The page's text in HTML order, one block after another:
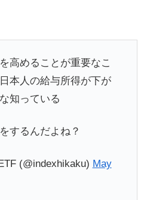
高めることが重要なこ
本人の給与所得が下が
知っている
するんだよね？
(@indexhikaku) May